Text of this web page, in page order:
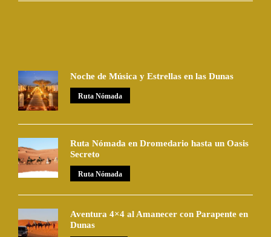
Noche de Música y Estrellas en las Dunas
Ruta Nómada
Ruta Nómada en Dromedario hasta un Oasis
Secreto
Ruta Nómada
Aventura 4×4 al Amanecer con Parapente en
Dunas